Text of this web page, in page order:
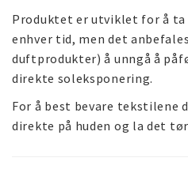
Produktet er utviklet for å ta
enhver tid, men det
duftprodukter) å unngå å
direkte soleksponering.
For å best bevare tekstilene
direkte på huden og la det